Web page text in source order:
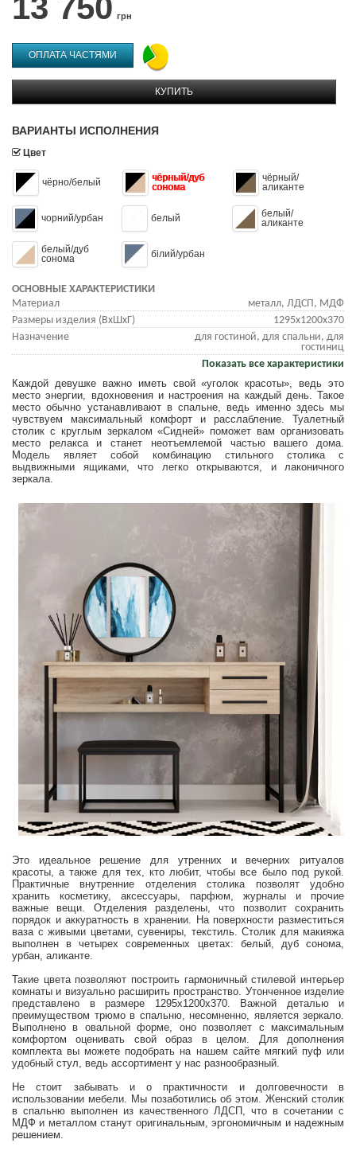
13 750 грн
ОПЛАТА ЧАСТЯМИ
КУПИТЬ
ВАРИАНТЫ ИСПОЛНЕНИЯ
Цвет
чёрно/белый
чёрный/дуб
сонома
чёрный/
аликанте
чорний/урбан белый
белый/
аликанте
белый/дуб
сонома
білий/урбан
ОСНОВНЫЕ ХАРАКТЕРИСТИКИ
Материал
металл, ЛДСП, МДФ
Размеры изделия (ВхШхГ)
1295x1200x370
Назначение
для гостиной, для спальни, для
гостиниц
Показать все характеристики
Каждой девушке важно иметь свой «уголок красоты», ведь это
место энергии, вдохновения и настроения на каждый день. Такое
место обычно устанавливают в спальне, ведь именно здесь мы
чувствуем максимальный комфорт и расслабление. Туалетный
столик с круглым зеркалом «Сидней» поможет вам организовать
место релакса и станет неотъемлемой частью вашего дома.
Модель являет собой комбинацию стильного столика с
выдвижными ящиками, что легко открываются, и лаконичного
зеркала.
Это идеальное решение для утренних и вечерних ритуалов
красоты, а также для тех, кто любит, чтобы все было под рукой.
Практичные внутренние отделения столика позволят удобно
хранить косметику, аксессуары, парфюм, журналы и прочие
важные вещи. Отделения разделены, что позволит сохранить
порядок и аккуратность в хранении. На поверхности разместиться
ваза с живыми цветами, сувениры, текстиль. Столик для макияжа
выполнен в четырех современных цветах: белый, дуб сонома,
урбан, аликанте.
Такие цвета позволяют построить гармоничный стилевой интерьер
комнаты и визуально расширить пространство. Утонченное изделие
представлено в размере 1295x1200x370. Важной деталью и
преимуществом трюмо в спальню, несомненно, является зеркало.
Выполнено в овальной форме, оно позволяет с максимальным
комфортом оценивать свой образ в целом. Для дополнения
комплекта вы можете подобрать на нашем сайте мягкий пуф или
удобный стул, ведь ассортимент у нас разнообразный.
Не стоит забывать и о практичности и долговечности в
использовании мебели. Мы позаботились об этом. Женский столик
в спальню выполнен из качественного ЛДСП, что в сочетании с
МДФ и металлом станут оригинальным, эргономичным и надежным
решением.